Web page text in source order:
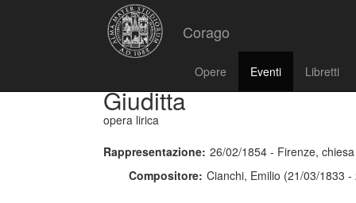
Corago
Opere Eventi Libretti
Giuditta
opera lirica
Rappresentazione: 26/02/1854 - Firenze,
Compositore: Cianchi, Emilio (21/03/1833